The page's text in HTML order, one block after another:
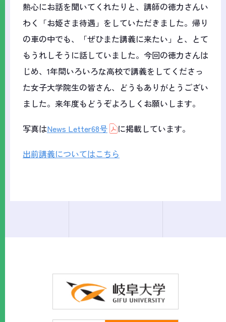
熱心にお話を聞いてくれたりと、講師の徳力さんい
わく「お姫さま待遇」をしていただきました。帰り
の車の中でも、「ぜひまた講義に来たい」と、とて
もうれしそうに話していました。今回の徳力さんは
じめ、1年間いろいろな高校で講義をしてくださっ
た女子大学院生の皆さん、どうもありがとうござい
ました。来年度もどうぞよろしくお願いします。
写真はNews Letter68号 に掲載しています。
出前講義についてはこちら